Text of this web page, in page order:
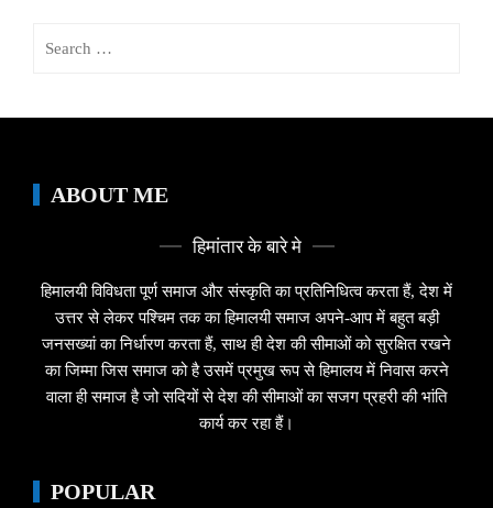
ABOUT ME
हिमांतार के बारे मे
हिमालयी विविधता पूर्ण समाज और संस्कृति का प्रतिनिधित्व करता हैं, देश में
उत्तर से लेकर पश्चिम तक का हिमालयी समाज अपने-आप में बहुत बड़ी
जनसख्यां का निर्धारण करता हैं, साथ ही देश की सीमाओं को सुरक्षित रखने
का जिम्मा जिस समाज को है उसमें प्रमुख रूप से हिमालय में निवास करने
वाला ही समाज है जो सदियों से देश की सीमाओं का सजग प्रहरी की भांति
कार्य कर रहा हैं।
POPULAR